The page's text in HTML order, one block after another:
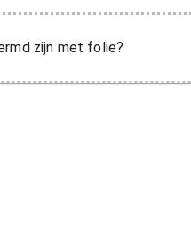
zijn met folie?